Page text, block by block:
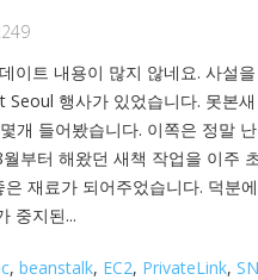
이트 내용이 많지 않네요. 사설
Seoul 행사가 있었습니다. 못본
개 들어봤습니다. 이쪽은 정말
부터 해왔던 새책 작업을 이주
재료가 되어주었습니다. 덕분
중지된...
, beanstalk, EC2, PrivateLink,